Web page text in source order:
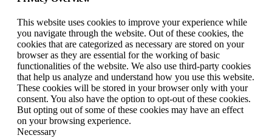
This website uses cookies to improve your experience while
you navigate through the website. Out of these cookies, the
cookies that are categorized as necessary are stored on your
browser as they are essential for the working of basic
functionalities of the website. We also use third-party cookies
that help us analyze and understand how you use this website.
These cookies will be stored in your browser only with your
consent. You also have the option to opt-out of these cookies.
But opting out of some of these cookies may have an effect
on your browsing experience.
Necessary